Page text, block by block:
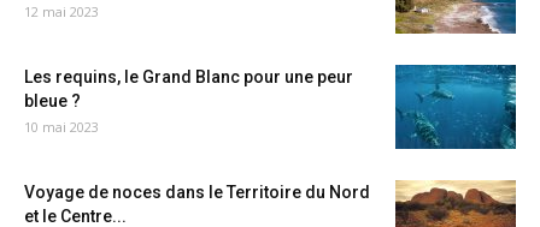
12 mai 2023
Les requins, le Grand Blanc pour une peur
bleue ?
10 mai 2023
Voyage de noces dans le Territoire du Nord
et le Centre...